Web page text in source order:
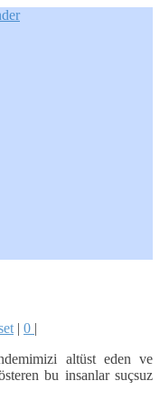
| 0 |
altüst eden ve
bu insanlar suçsuz